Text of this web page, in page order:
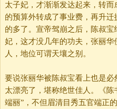
太子妃，才渐渐发达起来，转
的预算外转成了事业费，再升
的多了。宣帝驾崩之后，陈叔
妃，这才没几年的功夫，张丽
人，地位可谓天壤之别。
要说张丽华被陈叔宝看上也是
太漂亮了，堪称绝世佳人。《
端丽”，不但眉清目秀五官端正